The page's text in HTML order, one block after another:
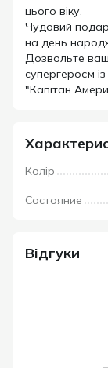
цього віку.
Чудовий
на день
Дозвольте
супергероєм
"Капітан
Колір
Состояние
Відгуки